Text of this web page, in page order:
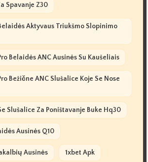
Spavanje Z30
Aktyvaus Triukšmo Slopinimo
Belaidės ANC Ausinės Su Kaušeliais
Bežične ANC Slušalice Koje Se Nose
Slušalice Za Poništavanje Buke Hq30
Ausinės Q10
Ausinės 1xbet Apk